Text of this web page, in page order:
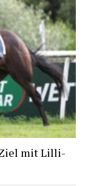
Ziel mit Lilli-